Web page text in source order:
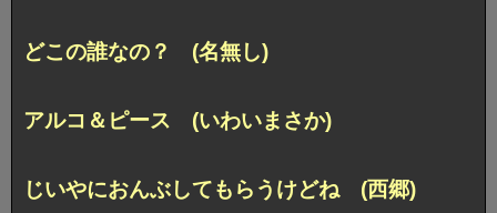
どこの誰なの？ (名無し)
アルコ＆ピース (いわいまさか)
じいやにおんぶしてもらうけどね (西郷)